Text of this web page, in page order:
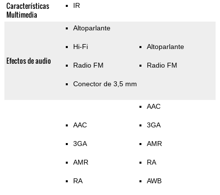
Características
Multimedia
IR
Efectos de audio
Altoparlante
Hi-Fi
Radio FM
Conector de 3,5 mm
Altoparlante
Radio FM
AAC
3GA
AMR
RA
AAC
3GA
AMR
RA
AWB